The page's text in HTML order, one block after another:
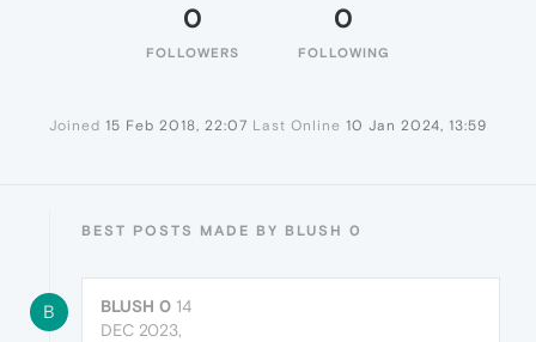
0
FOLLOWERS
0
FOLLOWING
Joined 15 Feb 2018, 22:07 Last Online 10 Jan 2024, 13:59
BEST POSTS MADE BY BLUSH 0
B BLUSH 0 14
DEC 2023,